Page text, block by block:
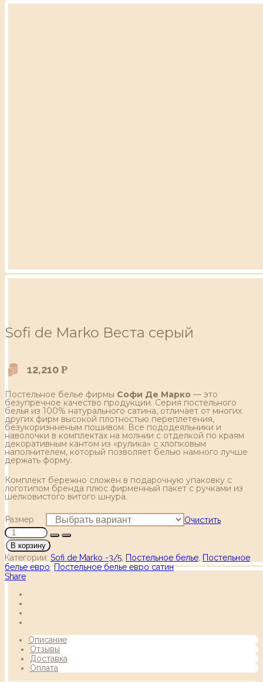
Sofi de Marko Веста серый
12,210 Р
Постельное белье фирмы Софи Де Марко — это
безупречное качество продукции. Серия постельного
белья из 100% натурального сатина, отличает от многих
других фирм высокой плотностью переплетения,
безукоризнненым пошивом. Все пододеяльники и
наволочки в комплектах на молнии с отделкой по краям
декоративным кантом из «рулика» с хлопковым
наполнителем, который позволяет белью намного лучше
держать форму.
Комплект бережно сложен в подарочную упаковку с
логотипом бренда плюс фирменный пакет с ручками из
шелковистого витого шнура.
Размер Очистить
В корзину
Категории: Sofi de Marko -3/5 Постельное белье Постельное
белье евро,Постельное белье евро сатин
Share
Описание
Отзывы
Доставка
Оплата